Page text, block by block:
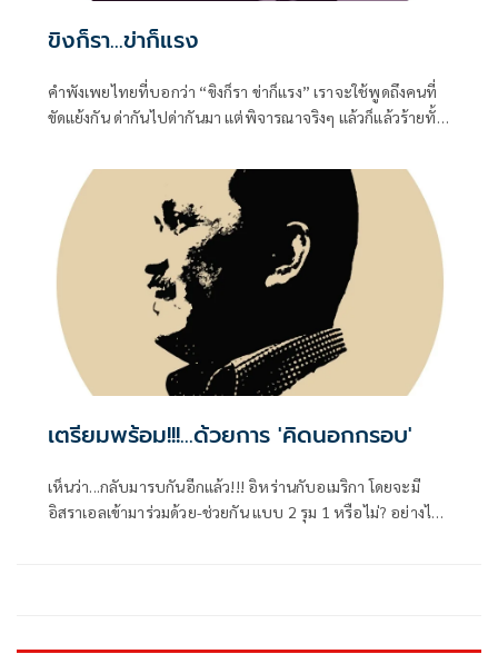
ขิงก็รา...ข่าก็แรง
คำพังเพยไทยที่บอกว่า “ขิงก็รา ข่าก็แรง” เราจะใช้พูดถึงคนที่
ขัดแย้งกัน ด่ากันไปด่ากันมา แต่พิจารณาจริงๆ แล้วก็แล้วร้ายทั้ง
หลายอย่างที่ไม่ดี
เตรียมพร้อม!!!...ด้วยการ 'คิดนอกกรอบ'
เห็นว่า...กลับมารบกันอีกแล้ว!!! อิหร่านกับอเมริกา โดยจะมี
อิสราเอลเข้ามาร่วมด้วย-ช่วยกัน แบบ 2 รุม 1 หรือไม่? อย่างไร?